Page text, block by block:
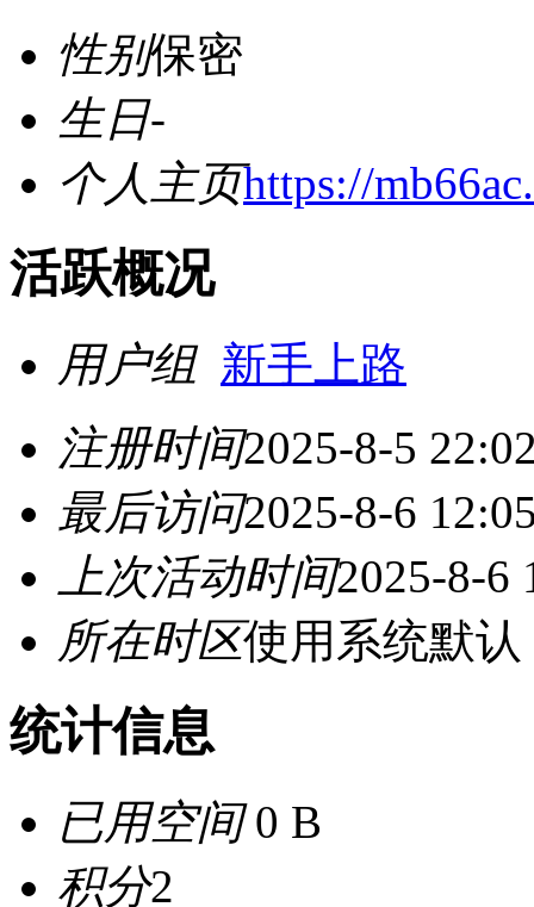
性别保密
生日-
个人主页https://
活跃概况
用户组 新手上路
注册时间2025-8-5
最后访问2025-8-6
上次活动时间2025-8-6
所在时区使用系统默认
统计信息
已用空间0 B
积分2